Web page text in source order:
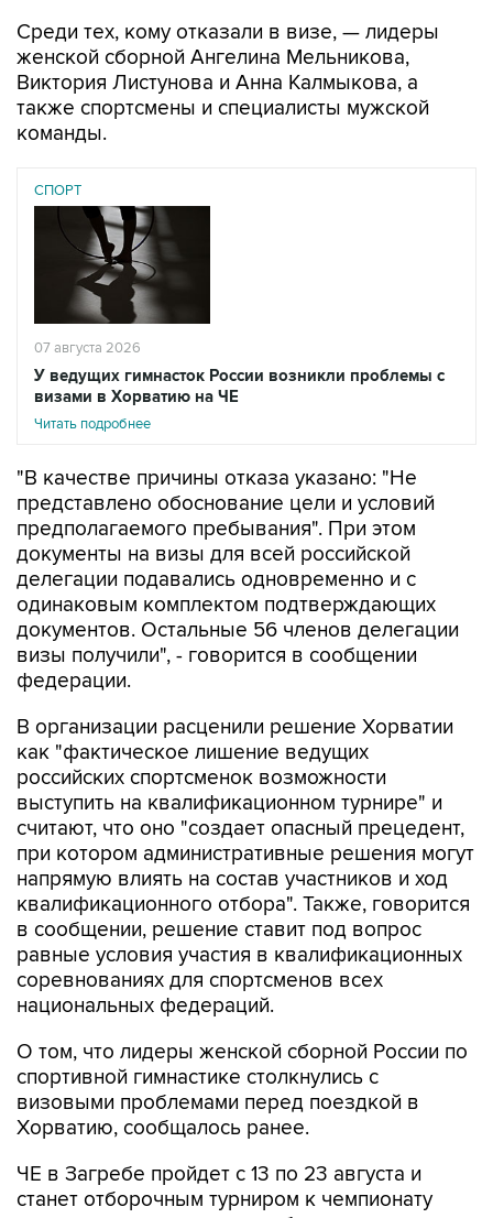
Среди тех, кому отказали в визе, — лидеры
женской сборной Ангелина Мельникова,
Виктория Листунова и Анна Калмыкова, а
также спортсмены и специалисты мужской
команды.
СПОРТ
07 августа 2026
У ведущих гимнасток России возникли проблемы с
визами в Хорватию на ЧЕ
Читать подробнее
"В качестве причины отказа указано: "Не
представлено обоснование цели и условий
предполагаемого пребывания". При этом
документы на визы для всей российской
делегации подавались одновременно и с
одинаковым комплектом подтверждающих
документов. Остальные 56 членов делегации
визы получили", - говорится в сообщении
федерации.
В организации расценили решение Хорватии
как "фактическое лишение ведущих
российских спортсменок возможности
выступить на квалификационном турнире" и
считают, что оно "создает опасный прецедент,
при котором административные решения могут
напрямую влиять на состав участников и ход
квалификационного отбора". Также, говорится
в сообщении, решение ставит под вопрос
равные условия участия в квалификационных
соревнованиях для спортсменов всех
национальных федераций.
О том, что лидеры женской сборной России по
спортивной гимнастике столкнулись с
визовыми проблемами перед поездкой в
Хорватию, сообщалось ранее.
ЧЕ в Загребе пройдет с 13 по 23 августа и
станет отборочным турниром к чемпионату